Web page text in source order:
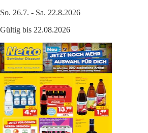
So. 26.7. - Sa. 22.8.2026
Gültig bis 22.08.2026